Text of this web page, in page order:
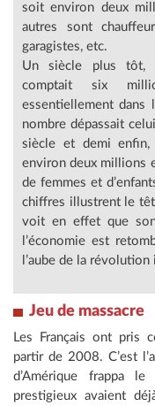
soit environ deux
autres sont
garagistes, etc.
Un siècle plus tôt,
comptait six
essentiellement dans
nombre dépassait
siècle et demi
environ deux millions
de femmes et
chiffres illustrent le
voit en effet que
l’économie est
l’aube de la
Jeu de massacre
Les Français ont pris
partir de 2008. C’est
d’Amérique frappa
prestigieux avaient